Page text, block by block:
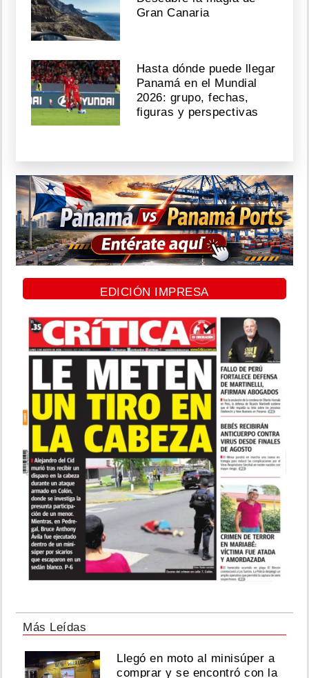
Gran Canaria
Hasta dónde puede llegar
Panamá en el Mundial
2026: grupo, fechas,
figuras y perspectivas
EDICIÓN IMPRESA
Más Leídas
Llegó en moto al minisúper a
comprar y se encontró con la